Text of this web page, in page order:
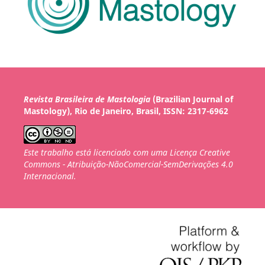
Revista Brasileira de Mastologia(Brazilian Journal of
Mastology), Rio de Janeiro, Brasil, ISSN: 2317-6962
Este trabalho está licenciado com uma Licença Creative
Commons - Atribuição-NãoComercial-SemDerivações 4.0
Internacional.